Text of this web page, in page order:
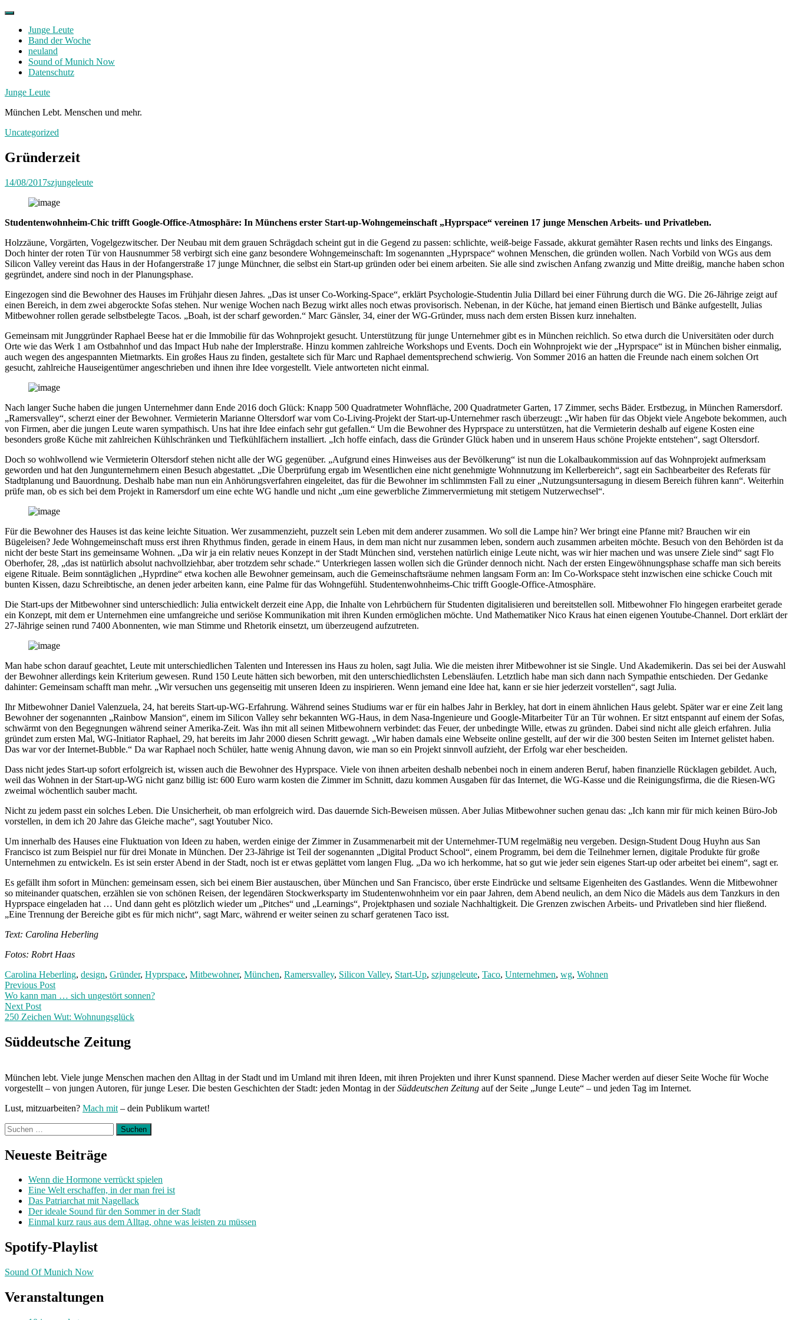
Skip
contentJunge Leute
Band der Woche
neuland
Sound of Munich Now
Datenschutz
Facebook
Twitter
Instagram
Junge Leute
München Lebt. Menschen und mehr.
Uncategorized
Gründerzeit
14/08/2017szjungeleute
Studentenwohnheim-Chic trifft Google-Office-Atmosphäre: In Münchens erster Start-up-Wohngemeinschaft „Hyprspace“ vereinen 17 junge Menschen Arbeits- und Privatleben.
Holzzäune, Vorgärten, Vogelgezwitscher. Der Neubau mit dem grauen Schrägdach scheint gut in die Gegend zu passen: schlichte, weiß-beige Fassade, akkurat gemähter Rasen rechts und links des Eingangs.
Doch hinter der roten Tür von Hausnummer 58 verbirgt sich eine ganz besondere Wohngemeinschaft: Im sogenannten „Hyprspace“ wohnen Menschen, die gründen wollen. Nach Vorbild von WGs aus dem
Silicon Valley vereint das Haus in der Hofangerstraße 17 junge Münchner, die selbst ein Start-up gründen oder bei einem arbeiten. Sie alle sind zwischen Anfang zwanzig und Mitte dreißig, manche haben schon
gegründet, andere sind noch in der Planungsphase.
Eingezogen sind die Bewohner des Hauses im Frühjahr diesen Jahres. „Das ist unser Co-Working-Space“, erklärt Psychologie-Studentin Julia Dillard bei einer Führung durch die WG. Die 26-Jährige zeigt auf
einen Bereich, in dem zwei abgerockte Sofas stehen. Nur wenige Wochen nach Bezug wirkt alles noch etwas provisorisch. Nebenan, in der Küche, hat jemand einen Biertisch und Bänke aufgestellt, Julias
Mitbewohner rollen gerade selbstbelegte Tacos. „Boah, ist der scharf geworden.“ Marc Gänsler, 34, einer der WG-Gründer, muss nach dem ersten Bissen kurz innehalten.
Gemeinsam mit Junggründer Raphael Beese hat er die Immobilie für das Wohnprojekt gesucht. Unterstützung für junge Unternehmer gibt es in München reichlich. So etwa durch die Universitäten oder durch
Orte wie das Werk 1 am Ostbahnhof und das Impact Hub nahe der Implerstraße. Hinzu kommen zahlreiche Workshops und Events. Doch ein Wohnprojekt wie der „Hyprspace“ ist in München bisher einmalig,
auch wegen des angespannten Mietmarkts. Ein großes Haus zu finden, gestaltete sich für Marc und Raphael dementsprechend schwierig. Von Sommer 2016 an hatten die Freunde nach einem solchen Ort
gesucht, zahlreiche Hauseigentümer angeschrieben und ihnen ihre Idee vorgestellt. Viele antworteten nicht einmal.
Nach langer Suche haben die jungen Unternehmer dann Ende 2016 doch Glück: Knapp 500 Quadratmeter Wohnfläche, 200 Quadratmeter Garten, 17 Zimmer, sechs Bäder. Erstbezug, in München Ramersdorf.
„Ramersvalley“, scherzt einer der Bewohner. Vermieterin Marianne Oltersdorf war vom Co-Living-Projekt der Start-up-Unternehmer rasch überzeugt: „Wir haben für das Objekt viele Angebote bekommen, auch
von Firmen, aber die jungen Leute waren sympathisch. Uns hat ihre Idee einfach sehr gut gefallen.“ Um die Bewohner des Hyprspace zu unterstützen, hat die Vermieterin deshalb auf eigene Kosten eine
besonders große Küche mit zahlreichen Kühlschränken und Tiefkühlfächern installiert. „Ich hoffe einfach, dass die Gründer Glück haben und in unserem Haus schöne Projekte entstehen“, sagt Oltersdorf.
Doch so wohlwollend wie Vermieterin Oltersdorf stehen nicht alle der WG gegenüber. „Aufgrund eines Hinweises aus der Bevölkerung“ ist nun die Lokalbaukommission auf das Wohnprojekt aufmerksam
geworden und hat den Jungunternehmern einen Besuch abgestattet. „Die Überprüfung ergab im Wesentlichen eine nicht genehmigte Wohnnutzung im Kellerbereich“, sagt ein Sachbearbeiter des Referats für
Stadtplanung und Bauordnung. Deshalb habe man nun ein Anhörungsverfahren eingeleitet, das für die Bewohner im schlimmsten Fall zu einer „Nutzungsuntersagung in diesem Bereich führen kann“. Weiterhin
prüfe man, ob es sich bei dem Projekt in Ramersdorf um eine echte WG handle und nicht „um eine gewerbliche Zimmervermietung mit stetigem Nutzerwechsel“.
Für die Bewohner des Hauses ist das keine leichte Situation. Wer zusammenzieht, puzzelt sein Leben mit dem anderer zusammen. Wo soll die Lampe hin? Wer bringt eine Pfanne mit? Brauchen wir ein
Bügeleisen? Jede Wohngemeinschaft muss erst ihren Rhythmus finden, gerade in einem Haus, in dem man nicht nur zusammen leben, sondern auch zusammen arbeiten möchte. Besuch von den Behörden ist da
nicht der beste Start ins gemeinsame Wohnen. „Da wir ja ein relativ neues Konzept in der Stadt München sind, verstehen natürlich einige Leute nicht, was wir hier machen und was unsere Ziele sind“ sagt Flo
Oberhofer, 28, „das ist natürlich absolut nachvollziehbar, aber trotzdem sehr schade.“ Unterkriegen lassen wollen sich die Gründer dennoch nicht. Nach der ersten Eingewöhnungsphase schaffe man sich bereits
eigene Rituale. Beim sonntäglichen „Hyprdine“ etwa kochen alle Bewohner gemeinsam, auch die Gemeinschaftsräume nehmen langsam Form an: Im Co-Workspace steht inzwischen eine schicke Couch mit
bunten Kissen, dazu Schreibtische, an denen jeder arbeiten kann, eine Palme für das Wohngefühl. Studentenwohnheims-Chic trifft Google-Office-Atmosphäre.
Die Start-ups der Mitbewohner sind unterschiedlich: Julia entwickelt derzeit eine App, die Inhalte von Lehrbüchern für Studenten digitalisieren und bereitstellen soll. Mitbewohner Flo hingegen erarbeitet gerade
ein Konzept, mit dem er Unternehmen eine umfangreiche und seriöse Kommunikation mit ihren Kunden ermöglichen möchte. Und Mathematiker Nico Kraus hat einen eigenen Youtube-Channel. Dort erklärt der
27-Jährige seinen rund 7400 Abonnenten, wie man Stimme und Rhetorik einsetzt, um überzeugend aufzutreten.
Man habe schon darauf geachtet, Leute mit unterschiedlichen Talenten und Interessen ins Haus zu holen, sagt Julia. Wie die meisten ihrer Mitbewohner ist sie Single. Und Akademikerin. Das sei bei der Auswahl
der Bewohner allerdings kein Kriterium gewesen. Rund 150 Leute hätten sich beworben, mit den unterschiedlichsten Lebensläufen. Letztlich habe man sich dann nach Sympathie entschieden. Der Gedanke
dahinter: Gemeinsam schafft man mehr. „Wir versuchen uns gegenseitig mit unseren Ideen zu inspirieren. Wenn jemand eine Idee hat, kann er sie hier jederzeit vorstellen“, sagt Julia.
Ihr Mitbewohner Daniel Valenzuela, 24, hat bereits Start-up-WG-Erfahrung. Während seines Studiums war er für ein halbes Jahr in Berkley, hat dort in einem ähnlichen Haus gelebt. Später war er eine Zeit lang
Bewohner der sogenannten „Rainbow Mansion“, einem im Silicon Valley sehr bekannten WG-Haus, in dem Nasa-Ingenieure und Google-Mitarbeiter Tür an Tür wohnen. Er sitzt entspannt auf einem der Sofas,
schwärmt von den Begegnungen während seiner Amerika-Zeit. Was ihn mit all seinen Mitbewohnern verbindet: das Feuer, der unbedingte Wille, etwas zu gründen. Dabei sind nicht alle gleich erfahren. Julia
gründet zum ersten Mal, WG-Initiator Raphael, 29, hat bereits im Jahr 2000 diesen Schritt gewagt. „Wir haben damals eine Webseite online gestellt, auf der wir die 300 besten Seiten im Internet gelistet haben.
Das war vor der Internet-Bubble.“ Da war Raphael noch Schüler, hatte wenig Ahnung davon, wie man so ein Projekt sinnvoll aufzieht, der Erfolg war eher bescheiden.
Dass nicht jedes Start-up sofort erfolgreich ist, wissen auch die Bewohner des Hyprspace. Viele von ihnen arbeiten deshalb nebenbei noch in einem anderen Beruf, haben finanzielle Rücklagen gebildet. Auch,
weil das Wohnen in der Start-up-WG nicht ganz billig ist: 600 Euro warm kosten die Zimmer im Schnitt, dazu kommen Ausgaben für das Internet, die WG-Kasse und die Reinigungsfirma, die die Riesen-WG
zweimal wöchentlich sauber macht.
Nicht zu jedem passt ein solches Leben. Die Unsicherheit, ob man erfolgreich wird. Das dauernde Sich-Beweisen müssen. Aber Julias Mitbewohner suchen genau das: „Ich kann mir für mich keinen Büro-Job
vorstellen, in dem ich 20 Jahre das Gleiche mache“, sagt Youtuber Nico.
Um innerhalb des Hauses eine Fluktuation von Ideen zu haben, werden einige der Zimmer in Zusammenarbeit mit der Unternehmer-TUM regelmäßig neu vergeben. Design-Student Doug Huyhn aus San
Francisco ist zum Beispiel nur für drei Monate in München. Der 23-Jährige ist Teil der sogenannten „Digital Product School“, einem Programm, bei dem die Teilnehmer lernen, digitale Produkte für große
Unternehmen zu entwickeln. Es ist sein erster Abend in der Stadt, noch ist er etwas geplättet vom langen Flug. „Da wo ich herkomme, hat so gut wie jeder sein eigenes Start-up oder arbeitet bei einem“, sagt er.
Es gefällt ihm sofort in München: gemeinsam essen, sich bei einem Bier austauschen, über München und San Francisco, über erste Eindrücke und seltsame Eigenheiten des Gastlandes. Wenn die Mitbewohner
so miteinander quatschen, erzählen sie von schönen Reisen, der legendären Stockwerksparty im Studentenwohnheim vor ein paar Jahren, dem Abend neulich, an dem Nico die Mädels aus dem Tanzkurs in den
Hyprspace eingeladen hat … Und dann geht es plötzlich wieder um „Pitches“ und „Learnings“, Projektphasen und soziale Nachhaltigkeit. Die Grenzen zwischen Arbeits- und Privatleben sind hier fließend.
„Eine Trennung der Bereiche gibt es für mich nicht“, sagt Marc, während er weiter seinen zu scharf geratenen Taco isst.
Text: Carolina Heberling
Fotos: Robrt Haas
Carolina Heberling, design, Gründer, Hyprspace, Mitbewohner, München, Ramersvalley, Silicon Valley, Start-Up, szjungeleute, Taco, Unternehmen, wg, Wohnen
Post
navigation
Previous PostPrevious
post:
Wo kann man … sich ungestört sonnen?
Next Post
250 Zeichen Wut: Wohnungsglück
Post:
Süddeutsche Zeitung
München lebt. Viele junge Menschen machen den Alltag in der Stadt und im Umland mit ihren Ideen, mit ihren Projekten und ihrer Kunst spannend. Diese Macher werden auf dieser Seite Woche für Woche
vorgestellt – von jungen Autoren, für junge Leser. Die besten Geschichten der Stadt: jeden Montag in derSüddeutschen Zeitung auf der Seite „Junge Leute“ – und jeden Tag im Internet.
Lust, mitzuarbeiten? Mach mit – dein Publikum wartet!
Suchen
nach:
Neueste Beiträge
Wenn die Hormone verrückt spielen
Eine Welt erschaffen, in der man frei ist
Das Patriarchat mit Nagellack
Der ideale Sound für den Sommer in der Stadt
Einmal kurz raus aus dem Alltag, ohne was leisten zu müssen
Spotify-Playlist
Sound Of Munich Now
Veranstaltungen